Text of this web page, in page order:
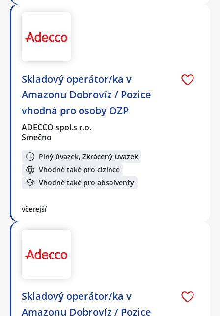
Skladový operátor/ka v
Amazonu Dobrovíz / Pozice
vhodná pro osoby OZP
ADECCO spol.s r.o.
Smečno
Plný úvazek, Zkrácený úvazek
Vhodné také pro cizince
Vhodné také pro absolventy
včerejší
Skladový operátor/ka v
Amazonu Dobrovíz / Pozice